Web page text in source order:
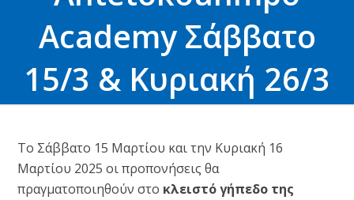
Academy Σάββατο
15/3 & Κυριακή 26/3
Το Σάββατο 15 Μαρτίου και την Κυριακή 16
Μαρτίου 2025 οι προπονήσεις θα
πραγματοποιηθούν στο κλειστό γήπεδο της